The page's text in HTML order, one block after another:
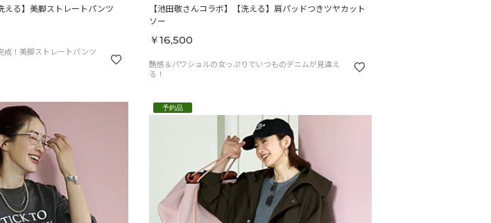
える】美脚ストレートパンツ
成！美脚ストレートパンツ
【池田敬さんコラボ】【洗える】肩パッドつきツヤカット
ソー
￥16,500
艶感＆パワショルの女っぷりでいつものデニムが見違え
る！
予約品